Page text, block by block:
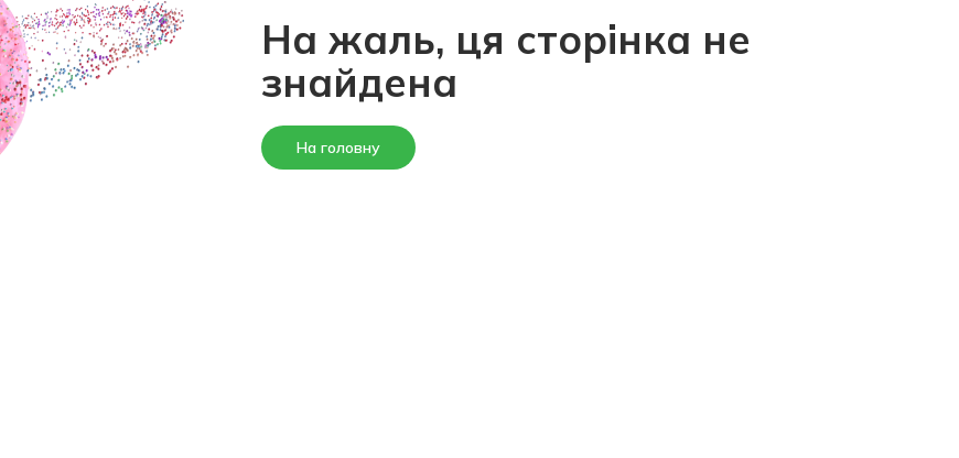
На жаль, ця сторінка не
знайдена
На головну